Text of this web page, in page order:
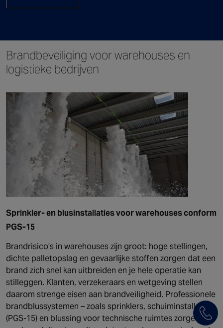
Brandbeveiliging voor warehouses en
logistieke bedrijven
Sprinkler- en blusinstallaties voor warehouses conform
PGS-15
Brandrisico’s in warehouses zijn groot: hoge stellingen,
dichte palletopslag en gevaarlijke stoffen zorgen dat een
brand zich snel kan uitbreiden en je hele operatie kan
stilleggen. Klanten, verzekeraars en wetgeving stellen
daarom strenge eisen aan brandveiligheid. Professionele
brandblussystemen – zoals sprinklers, schuiminstallaties
(PGS-15) en blussing voor technische ruimtes zorgen dat